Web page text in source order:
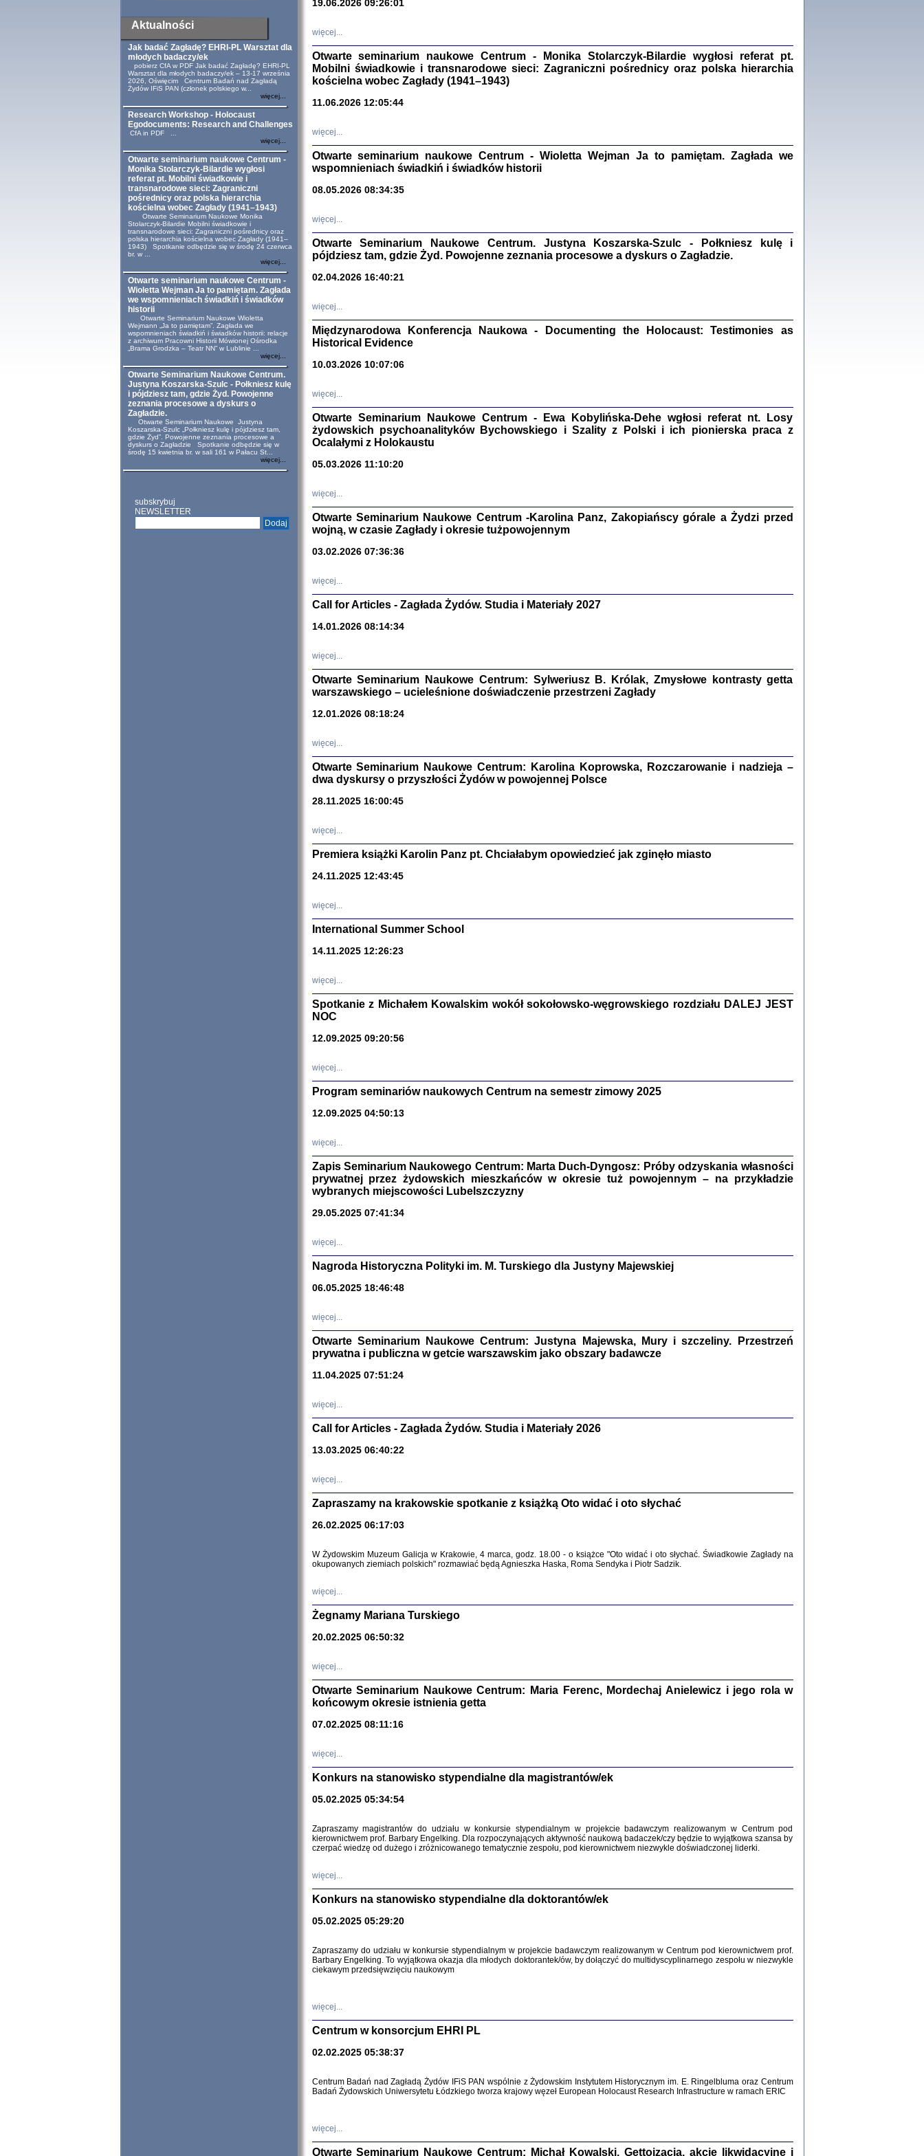
Aktualności
Jak badać Zagładę? EHRI-PL Warsztat dla
młodych badaczy/ek
pobierz CfA w PDF Jak badać Zagładę? EHRI-PL
Warsztat dla młodych badaczy/ek – 13-17 września
2026, Oświęcim Centrum Badań nad Zagładą
Żydów IFiS PAN (członek polskiego w...
więcej...
Research Workshop - Holocaust
Egodocuments: Research and Challenges
CfA in PDF ...
więcej...
Otwarte seminarium naukowe Centrum -
Monika Stolarczyk-Bilardie wygłosi
referat pt. Mobilni świadkowie i
transnarodowe sieci: Zagraniczni
pośrednicy oraz polska hierarchia
kościelna wobec Zagłady (1941–1943)
Otwarte Seminarium Naukowe Monika
Stolarczyk-Bilardie Mobilni świadkowie i
transnarodowe sieci: Zagraniczni pośrednicy oraz
polska hierarchia kościelna wobec Zagłady (1941–
1943) Spotkanie odbędzie się w środę 24 czerwca
br. w ...
więcej...
Otwarte seminarium naukowe Centrum -
Wioletta Wejman Ja to pamiętam. Zagłada
we wspomnieniach świadkiń i świadków
historii
Otwarte Seminarium Naukowe Wioletta
Wejmann „Ja to pamiętam”. Zagłada we
wspomnieniach świadkiń i świadków historii: relacje
z archiwum Pracowni Historii Mówionej Ośrodka
„Brama Grodzka – Teatr NN” w Lublinie ...
więcej...
Otwarte Seminarium Naukowe Centrum.
Justyna Koszarska-Szulc - Połkniesz kulę
i pójdziesz tam, gdzie Żyd. Powojenne
zeznania procesowe a dyskurs o
Zagładzie.
Otwarte Seminarium Naukowe Justyna
Koszarska-Szulc „Połkniesz kulę i pójdziesz tam,
gdzie Żyd”. Powojenne zeznania procesowe a
dyskurs o Zagładzie Spotkanie odbędzie się w
środę 15 kwietnia br. w sali 161 w Pałacu St...
więcej...
subskrybuj
NEWSLETTER
oprac. Aleksandra Bańkowska
Warszawa 2022
oprac. Aleksandra Bańkowska, wstęp Jacek Leociak
Warszawa 2021
Studia i Materiały
nr 17, R. 2021
NIE WIEMY CO PRZYNIESIE NAM KOLEJNA GODZINA ...
Dziennik pisany w ukryciu w latach 1943-1944
Zagłada Żydów.
Sewek Okonowski, oprac. Marta Janczewska
PISZĄCY TE SŁOWA JEST PRACOWNIKIEM
GETTOWEJ INSTYTUCJI ...
'z Dziennika' i inne pisma z łódzkiego getta
Józef Zelkowicz, tłum. z jidysz, oprac. i wstęp. Monika Polit
CZYTAJĄC GAZETĘ NIEMIECKĄ ...
Warszawa 2019
red. i wstęp Barbara Engelking, Jan Grabowski
Stanisław Adler, oprac. i wstępem opatrzyłaMarta Janczewska
Warszawa 2018
Warszawa 2017
Pisma Kopla i Mirki Piżyców o życiu w getcie i okupowanej
Warszawie
Warszawa 2016
SZCZĘŚCIE JEST POSIADAĆ DOM POD ZIEMIĄ ...
19.06.2026 09:26:01
więcej...
Otwarte seminarium naukowe Centrum - Monika Stolarczyk-Bilardie wygłosi referat pt.
Mobilni świadkowie i transnarodowe sieci: Zagraniczni pośrednicy oraz polska hierarchia
kościelna wobec Zagłady (1941–1943)
11.06.2026 12:05:44
więcej...
Otwarte seminarium naukowe Centrum - Wioletta Wejman Ja to pamiętam. Zagłada we
wspomnieniach świadkiń i świadków historii
08.05.2026 08:34:35
więcej...
Otwarte Seminarium Naukowe Centrum. Justyna Koszarska-Szulc - Połkniesz kulę i
pójdziesz tam, gdzie Żyd. Powojenne zeznania procesowe a dyskurs o Zagładzie.
02.04.2026 16:40:21
więcej...
Międzynarodowa Konferencja Naukowa - Documenting the Holocaust: Testimonies as
Historical Evidence
10.03.2026 10:07:06
więcej...
Otwarte Seminarium Naukowe Centrum - Ewa Kobylińska-Dehe wgłosi referat nt. Losy
żydowskich psychoanalityków Bychowskiego i Szality z Polski i ich pionierska praca z
Ocalałymi z Holokaustu
05.03.2026 11:10:20
więcej...
Otwarte Seminarium Naukowe Centrum -Karolina Panz, Zakopiańscy górale a Żydzi przed
wojną, w czasie Zagłady i okresie tużpowojennym
03.02.2026 07:36:36
więcej...
Call for Articles - Zagłada Żydów. Studia i Materiały 2027
14.01.2026 08:14:34
więcej...
Otwarte Seminarium Naukowe Centrum: Sylweriusz B. Królak, Zmysłowe kontrasty getta
warszawskiego – ucieleśnione doświadczenie przestrzeni Zagłady
12.01.2026 08:18:24
więcej...
Otwarte Seminarium Naukowe Centrum: Karolina Koprowska, Rozczarowanie i nadzieja –
dwa dyskursy o przyszłości Żydów w powojennej Polsce
28.11.2025 16:00:45
więcej...
Premiera książki Karolin Panz pt. Chciałabym opowiedzieć jak zginęło miasto
24.11.2025 12:43:45
więcej...
International Summer School
14.11.2025 12:26:23
więcej...
Spotkanie z Michałem Kowalskim wokół sokołowsko-węgrowskiego rozdziału DALEJ JEST
NOC
12.09.2025 09:20:56
więcej...
Program seminariów naukowych Centrum na semestr zimowy 2025
12.09.2025 04:50:13
więcej...
Zapis Seminarium Naukowego Centrum: Marta Duch-Dyngosz: Próby odzyskania własności
prywatnej przez żydowskich mieszkańców w okresie tuż powojennym – na przykładzie
wybranych miejscowości Lubelszczyzny
29.05.2025 07:41:34
więcej...
Nagroda Historyczna Polityki im. M. Turskiego dla Justyny Majewskiej
06.05.2025 18:46:48
więcej...
Otwarte Seminarium Naukowe Centrum: Justyna Majewska, Mury i szczeliny. Przestrzeń
prywatna i publiczna w getcie warszawskim jako obszary badawcze
11.04.2025 07:51:24
więcej...
Call for Articles - Zagłada Żydów. Studia i Materiały 2026
13.03.2025 06:40:22
więcej...
Zapraszamy na krakowskie spotkanie z książką Oto widać i oto słychać
26.02.2025 06:17:03
W Żydowskim Muzeum Galicja w Krakowie, 4 marca, godz. 18.00 - o książce "Oto widać i oto słychać. Świadkowie Zagłady na
okupowanych ziemiach polskich" rozmawiać będą Agnieszka Haska, Roma Sendyka i Piotr Sadzik.
więcej...
Żegnamy Mariana Turskiego
20.02.2025 06:50:32
więcej...
Otwarte Seminarium Naukowe Centrum: Maria Ferenc, Mordechaj Anielewicz i jego rola w
końcowym okresie istnienia getta
07.02.2025 08:11:16
więcej...
Konkurs na stanowisko stypendialne dla magistrantów/ek
05.02.2025 05:34:54
Zapraszamy magistrantów do udziału w konkursie stypendialnym w projekcie badawczym realizowanym w Centrum pod
kierownictwem prof. Barbary Engelking. Dla rozpoczynających aktywność naukową badaczek/czy będzie to wyjątkowa szansa by
czerpać wiedzę od dużego i zróżnicowanego tematycznie zespołu, pod kierownictwem niezwykle doświadczonej liderki.
więcej...
Konkurs na stanowisko stypendialne dla doktorantów/ek
05.02.2025 05:29:20
Zapraszamy do udziału w konkursie stypendialnym w projekcie badawczym realizowanym w Centrum pod kierownictwem prof.
Barbary Engelking. To wyjątkowa okazja dla młodych doktorantek/ów, by dołączyć do multidyscyplinarnego zespołu w niezwykle
ciekawym przedsięwzięciu naukowym
więcej...
Centrum w konsorcjum EHRI PL
02.02.2025 05:38:37
Centrum Badań nad Zagładą Żydów IFiS PAN wspólnie z Żydowskim Instytutem Historycznym im. E. Ringelbluma oraz Centrum
Badań Żydowskich Uniwersytetu Łódzkiego tworza krajowy węzeł European Holocaust Research Infrastructure w ramach ERIC
więcej...
Otwarte Seminarium Naukowe Centrum: Michał Kowalski, Gettoizacja, akcje likwidacyjne i